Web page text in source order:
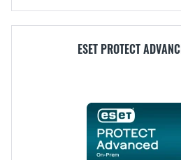
ESET PROTECT